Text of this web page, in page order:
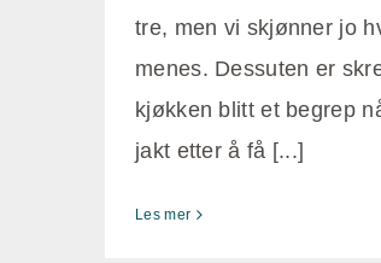
tre, men vi skjønner jo
menes. Dessuten er
kjøkken blitt et begrep
jakt etter å få [...]
Les mer